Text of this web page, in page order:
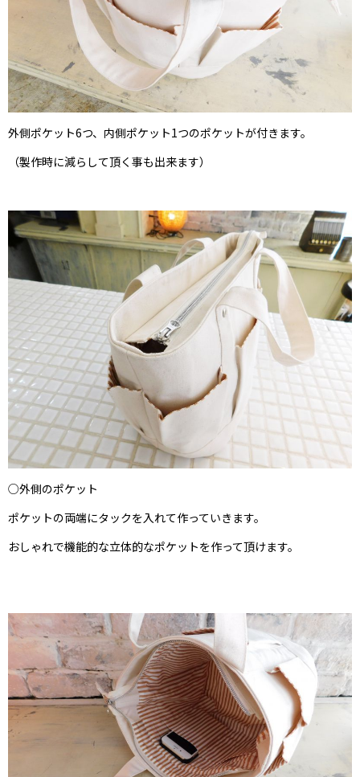
外側ポケット6つ、内側ポケット1つのポケットが付きます。
（製作時に減らして頂く事も出来ます）
○外側のポケット
ポケットの両端にタックを入れて作っていきます。
おしゃれで機能的な立体的なポケットを作って頂けます。